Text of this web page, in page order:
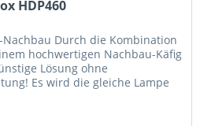
HDP460
Durch die Kombination
hochwertigen Nachbau-Käfig
Lösung ohne
Es wird die gleiche Lampe